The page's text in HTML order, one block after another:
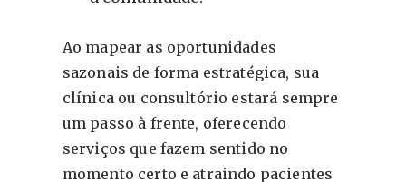
Ao mapear as oportunidades
sazonais de forma estratégica, sua
clínica ou consultório estará sempre
um passo à frente, oferecendo
serviços que fazem sentido no
momento certo e atraindo pacientes